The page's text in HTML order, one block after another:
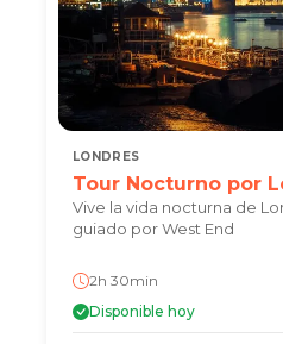
LONDRES
Tour Nocturno por
Vive la vida nocturna de
guiado por West End
2h 30min
Disponible hoy